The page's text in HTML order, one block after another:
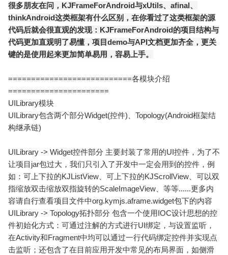
很多朋友在问，KJFrameForAndroid与xUtils、afinal、
thinkAndroid这类框架有什么区别，在你看过了这类框架的源
代码后就会很直观的发现：KJFrameForAndroid的项目结构与
代码更加直观明了易懂，项目demo与API文档更加齐全，更关
键的是使用起来更加简单易用，容易上手。
===========================各模块介绍
======================
UILibrary模块
UILibrary包含两个部分Widget(控件)、Topology(Android框架结
构继承链)
UILibrary -> Widget控件部分 主要封装了常用的UI控件，为了不
让项目jar包过大，我们只引入了开发中一定会用到的控件，例
如：可上下拉的KJListView、可上下拉的KJScrollView、可以双
指缩放双击缩放双指旋转的ScaleImageView、等等......更多内
容请自行查看项目文件中org.kymjs.aframe.widget包下的内容
UILibrary -> Topology拓扑部分 包含一个使用IOC设计思想的控
件初始化方式：可通过注解的方式进行UI绑定，与设置监听，
在Activity和Fragment中均可以通过一行代码绑定控件并实现点
击监听；还包含了在目前应用开发中常见的布局界面，如侧滑